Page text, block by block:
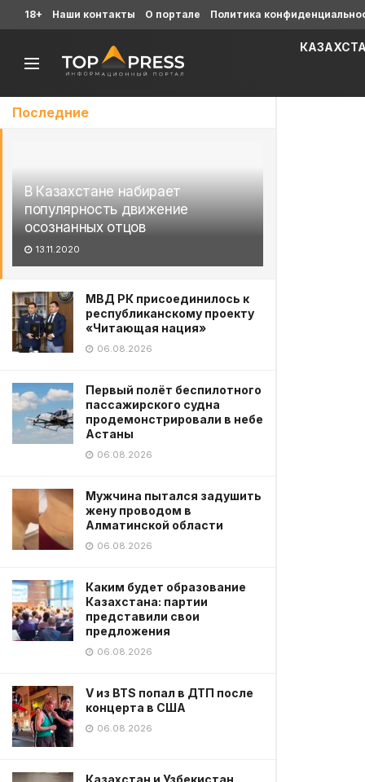
Последние
В Казахстане набирает
популярность движение
осознанных отцов
13.11.2020
МВД РК присоединилось к
республиканскому проекту
«Читающая нация»
06.08.2026
Первый полёт беспилотного
пассажирского судна
продемонстрировали в небе
Астаны
06.08.2026
Мужчина пытался задушить
жену проводом в
Алматинской области
06.08.2026
Каким будет образование
Казахстана: партии
представили свои
предложения
06.08.2026
V из BTS попал в ДТП после
концерта в США
06.08.2026
Казахстан и Узбекистан
18+ Наши контакты О портале Политика